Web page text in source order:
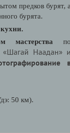
предков бурят,
бурята.
мастерства
«Шагай Наадан»
50 км).